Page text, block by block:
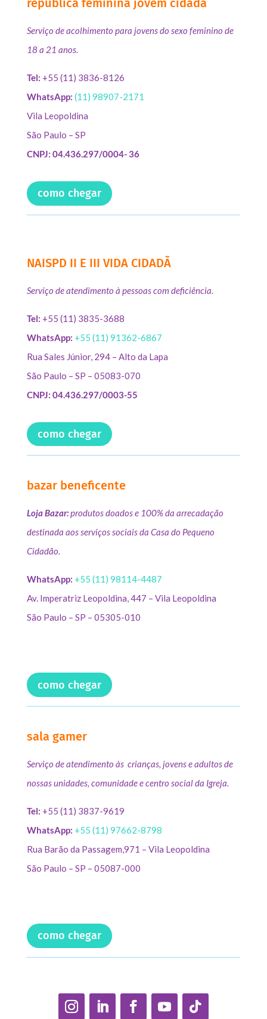
Serviço de acolhimento para jovens do sexo feminino de
18 a 21 anos.
Tel: +55 (11) 3836-8126
WhatsApp: (11) 98907-2171
Vila Leopoldina
São Paulo – SP
CNPJ: 04.436.297/0004- 36
como chegar
NAISPD II E III VIDA CIDADÃ
Serviço de atendimento à pessoas com deficiência.
Tel: +55 (11) 3835-3688
WhatsApp: +55 (11) 91362-6867
Rua Sales Júnior, 294 – Alto da Lapa
São Paulo – SP – 05083-070
CNPJ: 04.436.297/0003-55
como chegar
bazar beneficente
Loja Bazar:produtos doados e 100% da arrecadação
destinada aos serviços sociais da Casa do Pequeno
Cidadão.
WhatsApp: +55 (11) 98114-4487
Av. Imperatriz Leopoldina, 447 – Vila Leopoldina
São Paulo – SP – 05305-010
como chegar
sala gamer
Serviço de atendimento às crianças, jovens e adultos de
nossas unidades, comunidade e centro social da Igreja.
Tel: +55 (11) 3837-9619
WhatsApp: +55 (11) 97662-8798
Rua Barão da Passagem,971 – Vila Leopoldina
São Paulo – SP – 05087-000
como chegar